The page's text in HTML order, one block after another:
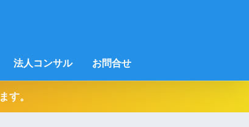
法人コンサル お問合せ
す。